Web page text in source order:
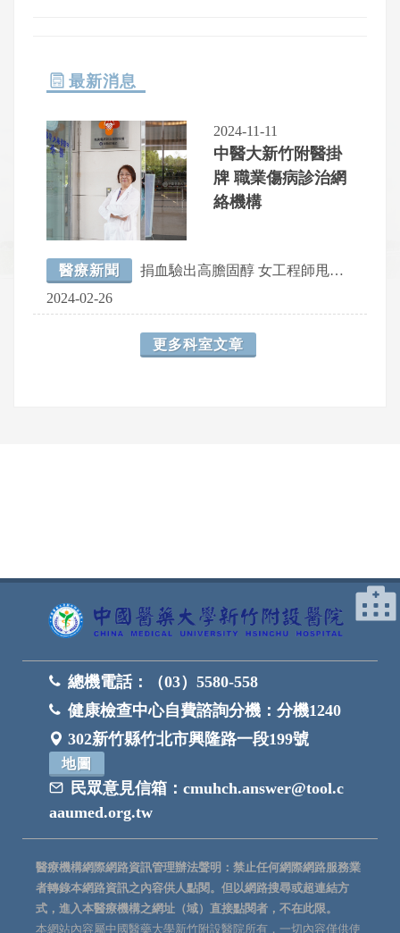
最新消息
2024-11-11
中醫大新竹附醫掛
牌 職業傷病診治網
絡機構
醫療新聞
捐血驗出高膽固醇 女工程師甩小「腹」婆
2024-02-26
更多科室文章
總機電話：
（03）5580-558
健康檢查中心自費諮詢分機： 分機1240
302新竹縣竹北市興隆路一段199號
地圖
民眾意見信箱： cmuhch.answer@tool.c
aaumed.org.tw
醫療機構網際網路資訊管理辦法聲明：禁止任何網際網路服務業
者轉錄本網路資訊之內容供人點閱。但以網路搜尋或超連結方
式，進入本醫療機構之網址（域）直接點閱者，不在此限。
本網站內容屬中國醫藥大學新竹附設醫院所有，一切內容僅供使